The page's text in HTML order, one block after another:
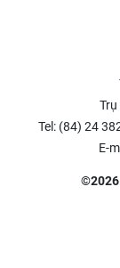
Trụ
Tel: (84) 24
E-